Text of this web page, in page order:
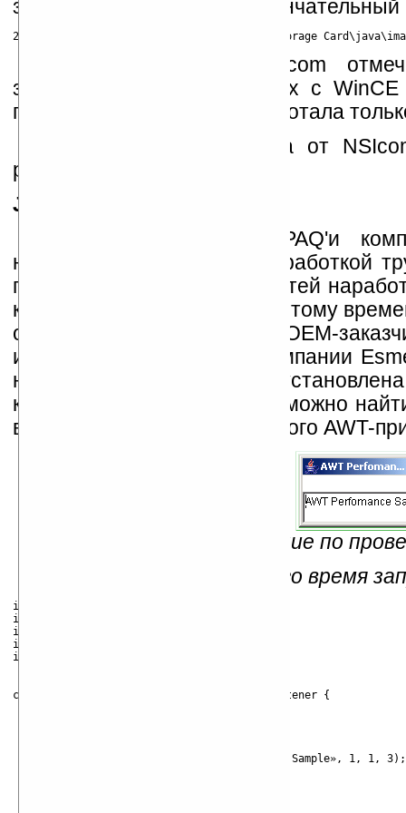
затем уже забрасывать
В проспектах от NSIcom
запускаться на устройствах с
поздняя версия (3.29) заработала
Отмечу, что разработка от
работать 30 дней.
Jeode
Было время, когда iPAQ'и
названием Jeode. Над разработкой
после финансовых трудностей
компанию Esmertec. У них к тому
они распространяли среди OEM-
или иная версия уже от компании
на устройстве эта JVM
компании Insignia, которую можно
время запуска самого простого AWT-
Рис. 8 — AWT-приложение по
Код класса, измеряющего время
import java.awt.*;
import java.awt.event.*;
import java.io.PrintStream;
import java.awt.event.WindowAdapter;
import java.awt.event.WindowEvent;
class W2 extends Frame implements ActionListener {
        text = new TextArea(«AWT Perfomance Sample», 1, 1, 3);